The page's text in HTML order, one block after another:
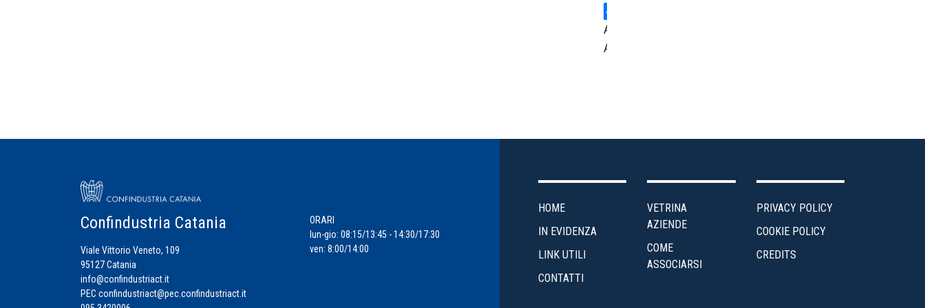
Area
Amministrativa
Credito
Energia
d'Impresa
Confindustria Catania
Viale Vittorio Veneto, 109
95127 Catania
info@confindustriact.it
PEC confindustriact@pec.confindustriact.it
ORARI
lun-gio: 08:15/13:45 - 14:30/17:30
ven: 8:00/14:00
HOME
IN EVIDENZA
LINK UTILI
CONTATTI
VETRINA
AZIENDE
COME
ASSOCIARSI
PRIVACY POLICY
COOKIE POLICY
CREDITS